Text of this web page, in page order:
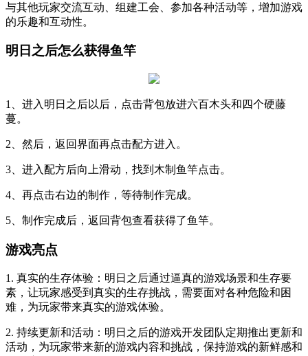
与其他玩家交流互动、组建工会、参加各种活动等，增加游戏
的乐趣和互动性。
明日之后怎么获得鱼竿
1、进入明日之后以后，点击背包放进六百木头和四个硬藤
蔓。
2、然后，返回界面再点击配方进入。
3、进入配方后向上滑动，找到木制鱼竿点击。
4、再点击右边的制作，等待制作完成。
5、制作完成后，返回背包查看获得了鱼竿。
游戏亮点
1. 真实的生存体验：明日之后通过逼真的游戏场景和生存要
素，让玩家感受到真实的生存挑战，需要面对各种危险和困
难，为玩家带来真实的游戏体验。
2. 持续更新和活动：明日之后的游戏开发团队定期推出更新和
活动，为玩家带来新的游戏内容和挑战，保持游戏的新鲜感和